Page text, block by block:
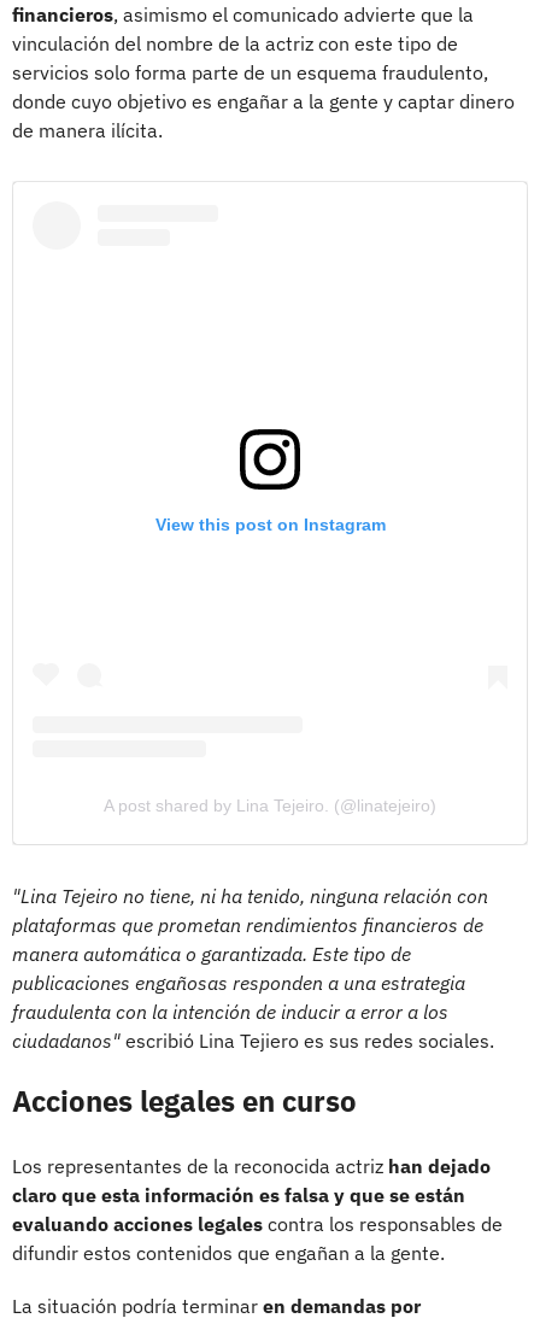
financieros, asimismo el comunicado advierte que la
vinculación del nombre de la actriz con este tipo de
servicios solo forma parte de un esquema fraudulento,
donde cuyo objetivo es engañar a la gente y captar dinero
de manera ilícita.
View this post on Instagram
A post shared by Lina Tejeiro. (@linatejeiro)
"Lina Tejeiro no tiene, ni ha tenido, ninguna relación con
plataformas que prometan rendimientos financieros de
manera automática o garantizada. Este tipo de
publicaciones engañosas responden a una estrategia
fraudulenta con la intención de inducir a error a los
ciudadanos" escribió Lina Tejiero es sus redes sociales.
Acciones legales en curso
Los representantes de la reconocida actriz han dejado
claro que esta información es falsa y que se están
evaluando acciones legales contra los responsables de
difundir estos contenidos que engañan a la gente.
La situación podría terminar en demandas por